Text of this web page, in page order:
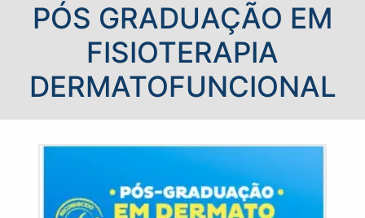
PÓS GRADUAÇÃO EM
FISIOTERAPIA
DERMATOFUNCIONAL